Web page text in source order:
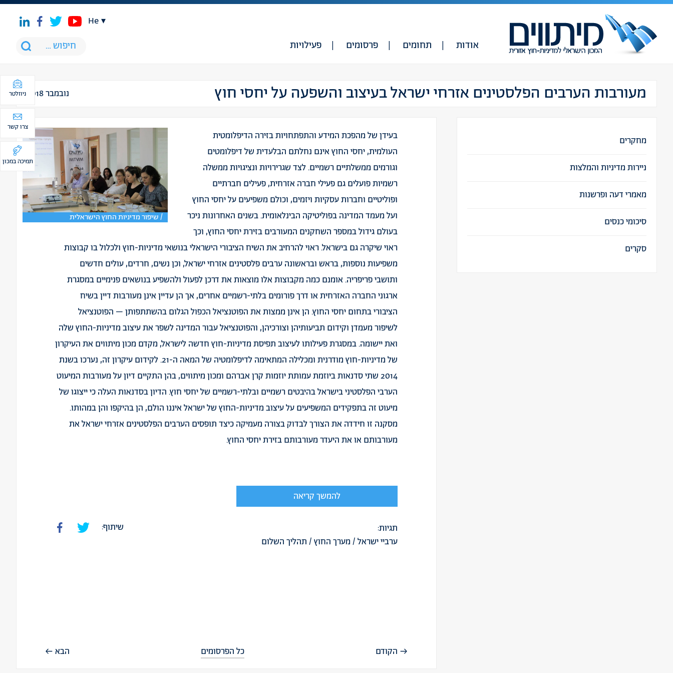
אודות תחומים פרסומים פעילויות
he
מעורבות הערבים הפלסטינים אזרחי ישראל בעיצוב והשפעה על יחסי חוץ נובמבר 2018
/ שיפור מדיניות החוץ הישראלית
בעידן של מהפכת המידע והתפתחויות בזירה הדיפלומטית
העולמית, יחסי החוץ אינם נחלתם הבלעדית של דיפלומטים
וגורמים ממשלתיים רשמיים. לצד שגרירויות ונציגויות ממשלה
רשמיות פועלים גם פעילי חברה אזרחית, פעילים חברתיים
ופוליטיים וחברות עסקיות ויזמים, וכולם משפיעים על יחסי החוץ
ועל מעמד המדינה בפוליטיקה הבינלאומית. בשנים האחרונות ניכר
בעולם גידול במספר השחקנים המעורבים בזירת יחסי החוץ, וכך
ראוי שיקרה גם בישראל. ראוי להרחיב את השיח הציבורי הישראלי בנושאי מדיניות-חוץ ולכלול בו קבוצות
משפיעות נוספות, בראש ובראשונה ערבים פלסטינים אזרחי ישראל, וכן נשים, חרדים, עולים חדשים
ותושבי פריפריה. אומנם כמה מקבוצות אלו מוצאות את דרכן לפעול ולהשפיע בנושאים פנימיים במסגרת
ארגוני החברה האזרחית או דרך פורומים בלתי-רשמיים אחרים, אך הן עדיין אינן מעורבות דיין בשיח
הציבורי בתחום יחסי החוץ. הן אינן ממצות את הפוטנציאל הכפול הגלום בהשתתפותן – הפוטנציאל
לשיפור מעמדן וקידום תביעותיהן וצורכיהן, והפוטנציאל עבור המדינה לשפר את עיצוב מדיניות-החוץ שלה
ואת יישומה. במסגרת פעילותו לעיצוב תפיסת מדיניות-חוץ חדשה לישראל, מקדם מכון מיתווים את העיקרון
של מדיניות-חוץ מודרנית ומכלילה המתאימה לדיפלומטיה של המאה ה-21. לקידום עיקרון זה, נערכו בשנת
2014 שתי סדנאות ביוזמת עמותת יוזמות קרן אברהם ומכון מיתווים, בהן התקיים דיון על מעורבות המיעוט
הערבי הפלסטיני בישראל בהיבטים רשמיים ובלתי-רשמיים של יחסי חוץ. הדיון בסדנאות העלה כי ייצוגו של
מיעוט זה בתפקידים המשפיעים על עיצוב מדיניות-החוץ של ישראל איננו הולם, הן בהיקפו והן במהותו.
מסקנה זו חידדה את הצורך לבדוק בצורה מעמיקה כיצד תופסים הערבים הפלסטינים אזרחי ישראל את
מעורבותם או את היעדר מעורבותם בזירת יחסי החוץ.
להמשך קריאה
שיתוף:
תגיות:
ערביי ישראל / מערך החוץ / תהליך השלום
הקודם כל הפרסומים הבא
מחקרים
ניירות מדיניות והמלצות
מאמרי דעה ופרשנות
סיכומי כנסים
סקרים
ניוזלטר
צרו קשר
תמיכה במכון